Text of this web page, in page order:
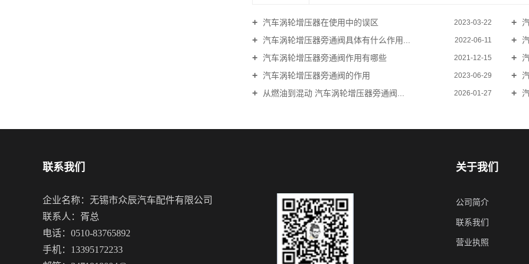
汽车涡轮增压器在使用中的误区 2023-03-22
汽车涡轮增压器旁通阀具体有什么作用...
2022-06-11
汽车涡轮增压器旁通阀作用有哪些
2021-12-15
汽车涡轮增压器旁通阀的作用
2023-06-29
从燃油到混动 汽车涡轮增压器旁通阀...
2026-01-27
联系我们
企业名称：无锡市众辰汽车配件有限公司
联系人：胥总
电话：0510-83765892
手机：13395172233
关于我们
公司简介
联系我们
营业执照